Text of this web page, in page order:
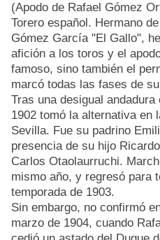
(Apodo de Rafael Gómez
Torero español. Hermano
Gómez García "El Gallo",
afición a los toros y el
famoso, sino también el
marcó todas las fases de
Tras una desigual
1902 tomó la alternativa en
Sevilla. Fue su padrino
presencia de su hijo
Carlos Otaolaurruchi.
mismo año, y regresó para
temporada de 1903.
Sin embargo, no confirmó
marzo de 1904, cuando